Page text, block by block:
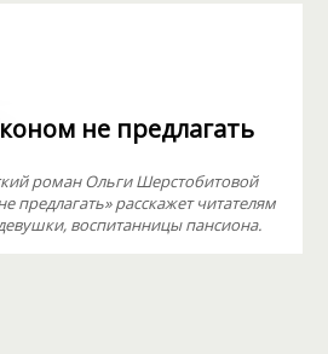
не предлагать
роман Ольги Шерстобитовой
предлагать» расскажет читателям
воспитанницы пансиона.